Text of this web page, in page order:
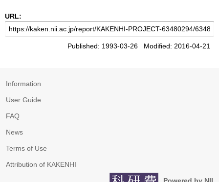
URL:
Published: 1993-03-26 Modified: 2016-04-21
Information
User Guide
FAQ
News
Terms of Use
Attribution of KAKENHI